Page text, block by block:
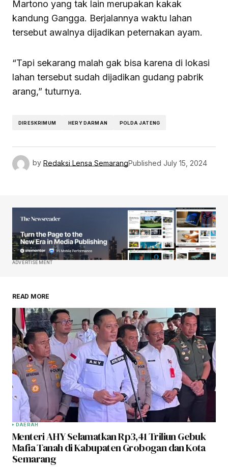
Martono yang tak lain merupakan kakak
kandung Gangga. Berjalannya waktu lahan
tersebut awalnya dijadikan peternakan ayam.
“Tapi sekarang malah gak bisa karena di lokasi
lahan tersebut sudah dijadikan gudang pabrik
arang,” tuturnya.
DIRESKRIMUM HERY DARMAN POLDA JATENG
by Redaksi Lensa SemarangPublished July 15, 2024
ADVERTISEMENT
READ MORE
DAERAH
Menteri AHY Selamatkan Rp3,41 Triliun Gebuk
Mafia Tanah di Kabupaten Grobogan dan Kota
Semarang